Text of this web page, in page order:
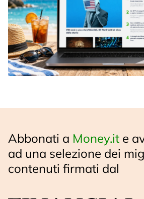
Abbonati a Money.it e
ad una selezione dei
contenuti firmati dal